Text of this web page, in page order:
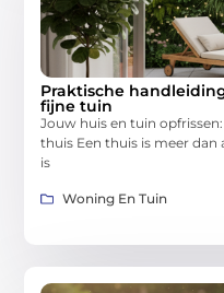
Praktische
fijne tuin
Jouw huis en tuin
thuis Een thuis is meer dan
is
Woning En Tuin